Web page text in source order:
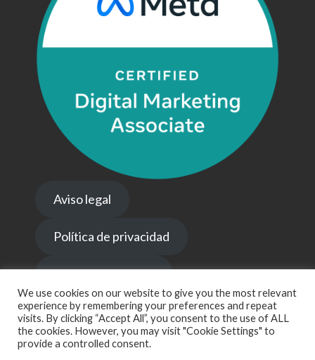
Aviso legal
Política de privacidad
Política de cookies
© accountax Asesoría. Todos los derechos reservados.
We use cookies on our website to give you the most relevant
experience by remembering your preferences and repeat
visits. By clicking “Accept All”, you consent to the use of ALL
the cookies. However, you may visit "Cookie Settings" to
provide a controlled consent.